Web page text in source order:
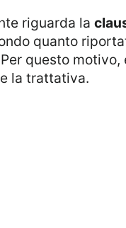
riguarda la
quanto
questo
la trattativa.